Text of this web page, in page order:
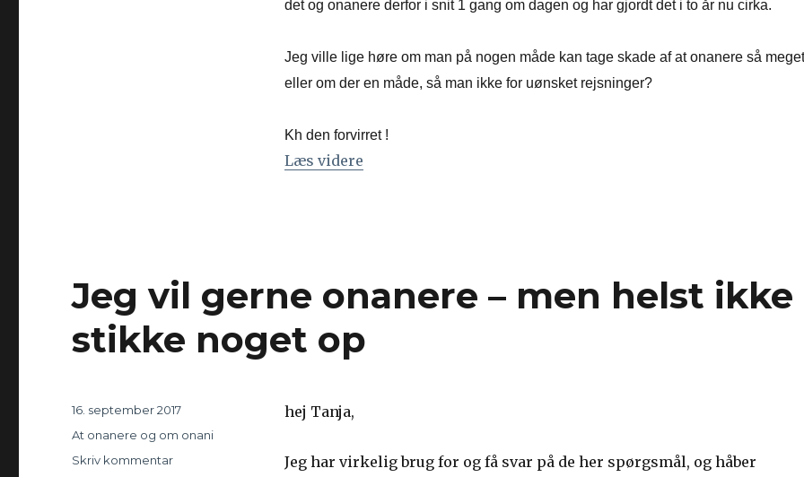
det og onanere derfor i snit 1 gang om dagen og har gjordt det i to år nu cirka.
Jeg ville lige høre om man på nogen måde kan tage skade af at onanere så
eller om der en måde, så man ikke for uønsket rejsninger?
Kh den forvirret !
Læs videre
Jeg vil gerne onanere – men helst ikke
stikke noget op
hej Tanja,
Jeg har virkelig brug for og få svar på de her spørgsmål, og håber
Udgivet
16. september 2017
Kategorier
At onanere og om onani
Skriv kommentar